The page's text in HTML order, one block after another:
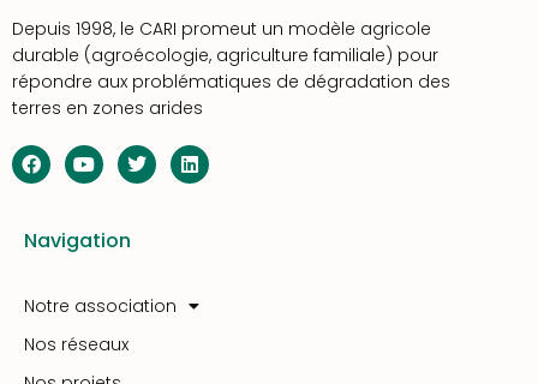
Depuis 1998, le CARI promeut un modèle agricole
durable (agroécologie, agriculture familiale) pour
répondre aux problématiques de dégradation des
terres en zones arides
Navigation
Notre association
Nos réseaux